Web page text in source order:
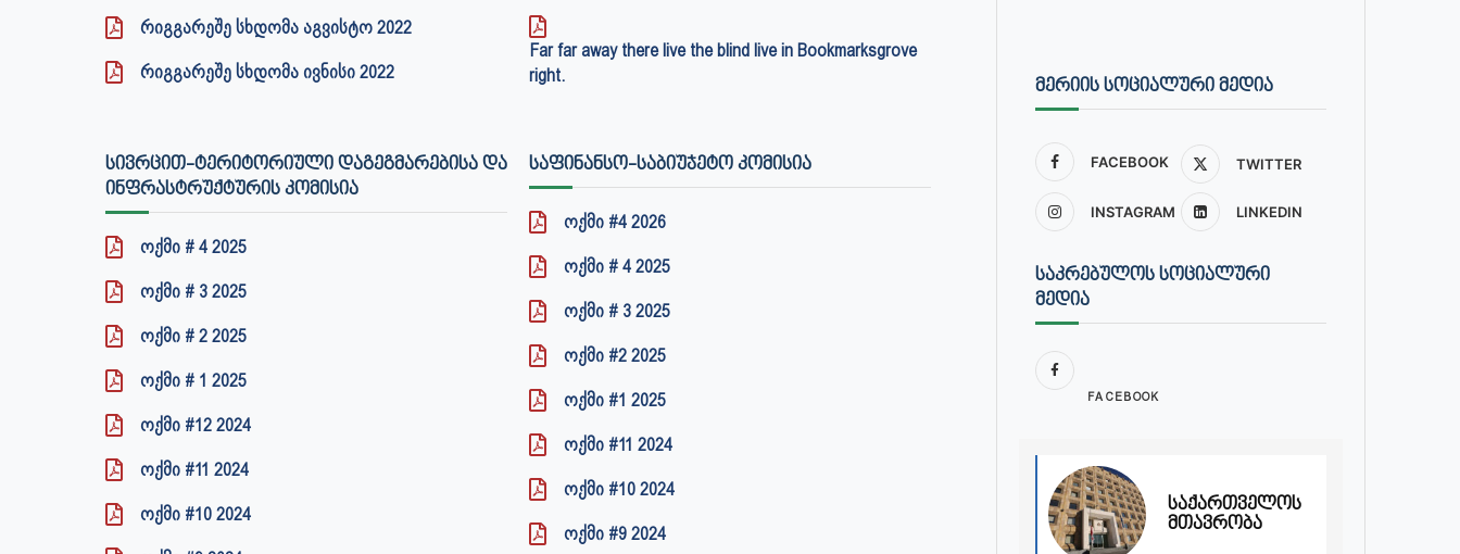
რიგგარეშე სხდომა აგვისტო 2022
რიგგარეშე სხდომა ივნისი 2022
Far far away there live the blind live in Bookmarksgrove
right.
ᲡᲘᲕᲠᲪᲘᲗ-ᲢᲔᲠᲘᲢᲝᲠᲘᲣᲚᲘ ᲓᲐᲒᲔᲒᲛᲐᲠᲔᲑᲘᲡᲐ ᲓᲐ
ᲘᲜᲤᲠᲐᲡᲢᲠᲣᲥᲢᲣᲠᲘᲡ ᲙᲝᲛᲘᲡᲘᲐ
ოქმი # 4 2025
ოქმი # 3 2025
ოქმი # 2 2025
ოქმი # 1 2025
ოქმი #12 2024
ოქმი #11 2024
ოქმი #10 2024
ᲡᲐᲤᲘᲜᲐᲜᲡᲝ-ᲡᲐᲑᲘᲣᲯᲔᲢᲝ ᲙᲝᲛᲘᲡᲘᲐ
ოქმი #4 2026
ოქმი # 4 2025
ოქმი # 3 2025
ოქმი #2 2025
ოქმი #1 2025
ოქმი #11 2024
ოქმი #10 2024
ოქმი #9 2024
ᲛᲔᲠᲘᲘᲡ ᲡᲝᲪᲘᲐᲚᲣᲠᲘ ᲛᲔᲓᲘᲐ
FACEBOOK TWITTER
INSTAGRAM LINKEDIN
ᲡᲐᲙᲠᲔᲑᲣᲚᲝᲡ ᲡᲝᲪᲘᲐᲚᲣᲠᲘ
ᲛᲔᲓᲘᲐ
FACEBOOK
საქართველოს
მთავრობა